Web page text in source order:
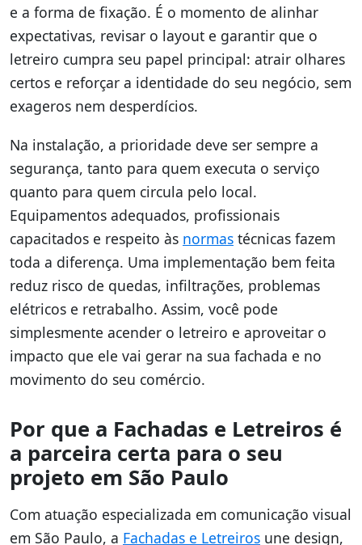
e a forma de fixação. É o momento de alinhar
expectativas, revisar o layout e garantir que o
letreiro cumpra seu papel principal: atrair olhares
certos e reforçar a identidade do seu negócio, sem
exageros nem desperdícios.
Na instalação, a prioridade deve ser sempre a
segurança, tanto para quem executa o serviço
quanto para quem circula pelo local.
Equipamentos adequados, profissionais
capacitados e respeito às normas técnicas fazem
toda a diferença. Uma implementação bem feita
reduz risco de quedas, infiltrações, problemas
elétricos e retrabalho. Assim, você pode
simplesmente acender o letreiro e aproveitar o
impacto que ele vai gerar na sua fachada e no
movimento do seu comércio.
Por que a Fachadas e Letreiros é
a parceira certa para o seu
projeto em São Paulo
Com atuação especializada em comunicação visual
em São Paulo, a Fachadas e Letreiros une design,